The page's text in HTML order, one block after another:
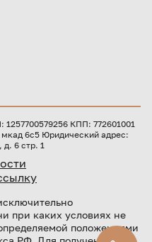
КПП: 772601001
6с5 Юридический адрес:
6 стр. 1
при каких условиях не
положениями